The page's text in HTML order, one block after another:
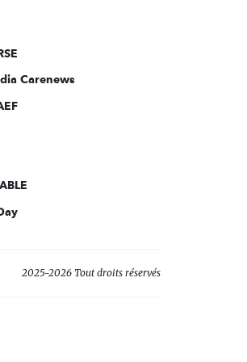
Carenews
2025-2026 Tout droits réservés
vos préférences pour